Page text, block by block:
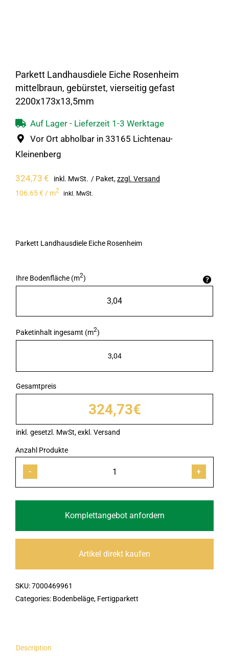
Parkett Landhausdiele Eiche Rosenheim
mittelbraun, gebürstet, vierseitig gefast
2200x173x13,5mm
Auf Lager - Lieferzeit 1-3 Werktage
Vor Ort abholbar in 33165 Lichtenau-
Kleinenberg
324,73 € inkl. MwSt. / Paket,zzgl. Versand
106.65 € / m2 inkl. MwSt.
Parkett Landhausdiele Eiche Rosenheim
Ihre Bodenfläche (m2)
Paketinhalt ingesamt (m2)
3,04
Gesamtpreis
324,73€
Landhausdiele
Eiche
Rosenheim
vierseitig
Komplettangebot anfordern
Artikel direkt kaufen
SKU:7000469961
Categories: Bodenbeläge, Fertigparkett
Description